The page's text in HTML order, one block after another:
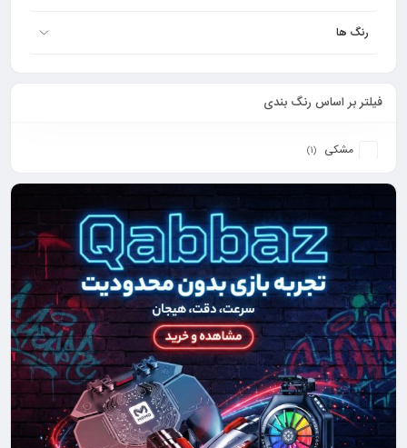
رنگ ها
فیلتر بر اساس رنگ بندی
مشکی (1)